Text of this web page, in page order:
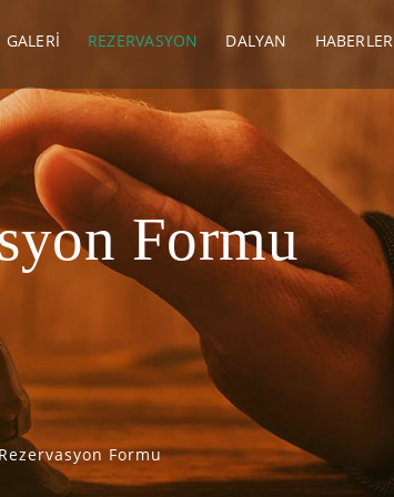
GALERI REZERVASYON DALYAN HABERLER
Formu
Formu